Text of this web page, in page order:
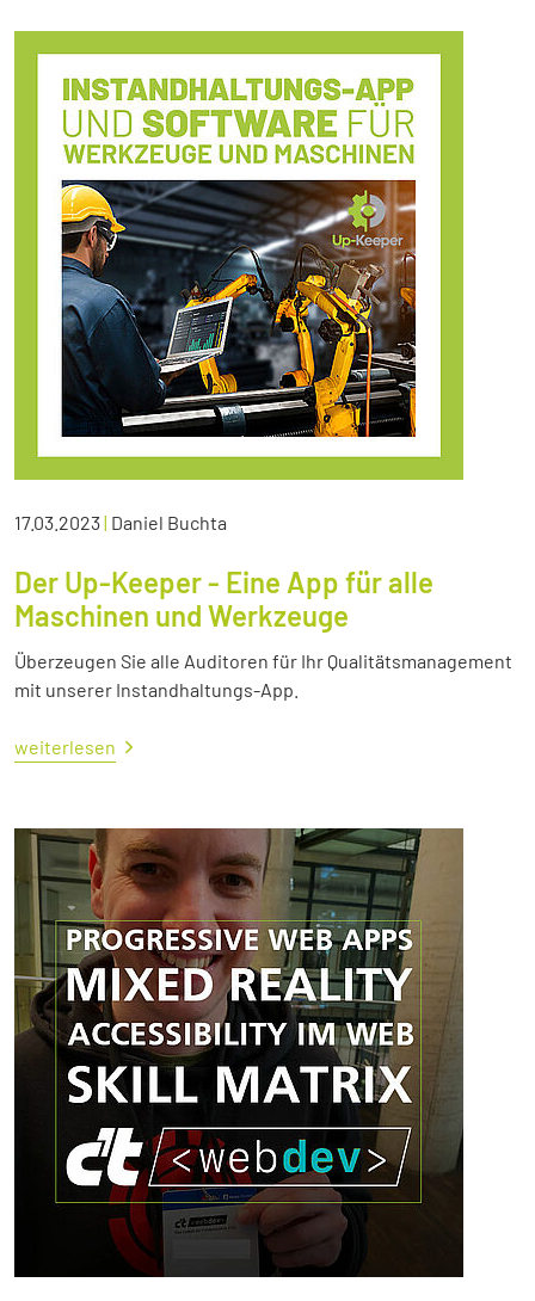
17.03.2023| Daniel Buchta
Der Up-Keeper - Eine App für alle
Maschinen und Werkzeuge
Überzeugen Sie alle Auditoren für Ihr Qualitätsmanagement
mit unserer Instandhaltungs-App.
weiterlesen